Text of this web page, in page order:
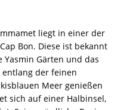
liegt in einer der
Bon. Diese ist bekannt
Gärten und das
entlang der feinen
Meer genießen
sich auf einer Halbinsel,